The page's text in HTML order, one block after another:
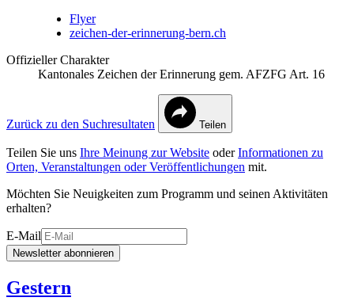
Flyer
zeichen-der-erinnerung-bern.ch
Offizieller Charakter
Kantonales Zeichen der Erinnerung gem. AFZFG Art. 16
Zurück zu den Suchresultaten Teilen
Teilen Sie uns Ihre Meinung zur Website oderInformationen zu
Orten, Veranstaltungen oder Veröffentlichungen mit.
Möchten Sie Neuigkeiten zum Programm und seinen Aktivitäten
erhalten?
E-Mail
Newsletter abonnieren
Gestern